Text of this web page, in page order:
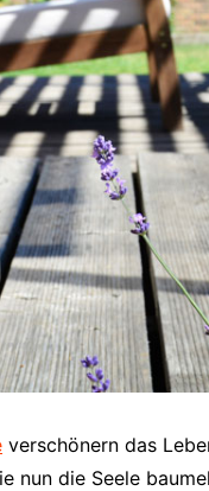
verschönern das
nun die Seele